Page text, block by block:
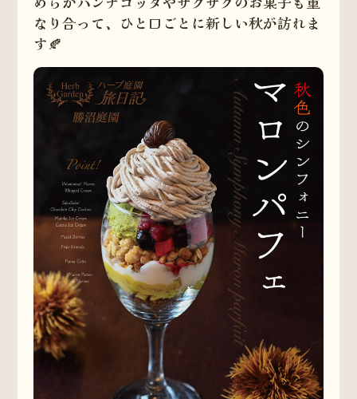
なり合って、ひと口ごとに新しい秋が訪れま
す🍂